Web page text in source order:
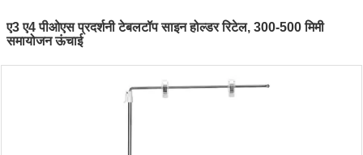
ए3 ए4 पीओएस प्रदर्शनी टेबलटॉप साइन होल्डर रिटेल, 300-500 मिमी
समायोजन ऊंचाई